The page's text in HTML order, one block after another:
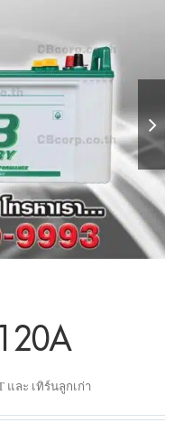

และ เทิร์นลูกเก่า